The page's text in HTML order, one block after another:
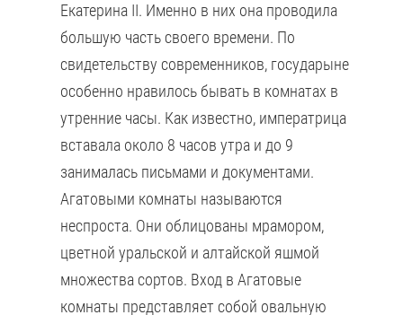
Екатерина II. Именно в них она проводила
большую часть своего времени. По
свидетельству современников, государыне
особенно нравилось бывать в комнатах в
утренние часы. Как известно, императрица
вставала около 8 часов утра и до 9
занималась письмами и документами.
Агатовыми комнаты называются
неспроста. Они облицованы мрамором,
цветной уральской и алтайской яшмой
множества сортов. Вход в Агатовые
комнаты представляет собой овальную